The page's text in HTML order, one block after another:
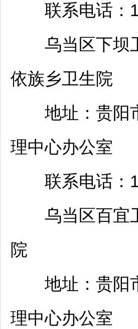
联系电话：
乌当 区下坝
依族乡卫生院
地址： 贵阳
理中心办公室
联系电话：
乌当 区百宜
院
地址： 贵阳
理中心办公室